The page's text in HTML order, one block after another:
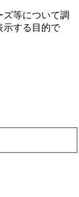
等について調
⽰する⽬的で